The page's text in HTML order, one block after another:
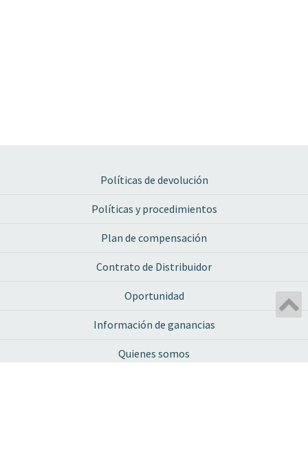
Políticas de devolución
Políticas y procedimientos
Plan de compensación
Contrato de Distribuidor
Oportunidad
Información de ganancias
Quienes somos